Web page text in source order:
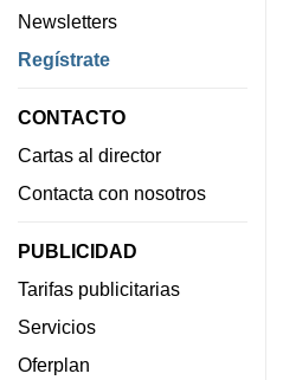
Newsletters
Regístrate
CONTACTO
Cartas al director
Contacta con nosotros
PUBLICIDAD
Tarifas publicitarias
Servicios
Oferplan